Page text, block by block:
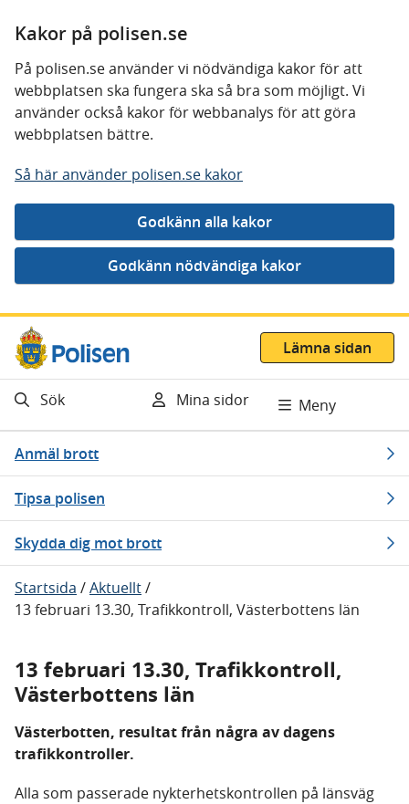
Kakor på polisen.se
På polisen.se använder vi nödvändiga kakor för att
webbplatsen ska fungera ska så bra som möjligt. Vi
använder också kakor för webbanalys för att göra
webbplatsen bättre.
Så här använder polisen.se kakor
Gå direkt till innehåll
Lämna sidan
Sök Mina sidor Meny
Anmäl brott
Tipsa polisen
Skydda dig mot brott
Startsida /Aktuellt/
13 februari 13.30, Trafikkontroll, Västerbottens län
13 februari 13.30, Trafikkontroll,
Västerbottens län
Västerbotten, resultat från några av dagens
trafikkontroller.
Alla som passerade nykterhetskontrollen på länsväg